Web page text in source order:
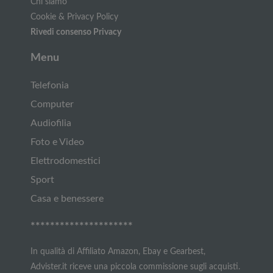
Cookie & Privacy Policy
Rivedi consenso Privacy
Menu
Telefonia
Computer
Audiofilia
Foto e Video
Elettrodomestici
Sport
Casa e benessere
*********************
In qualità di Affiliato Amazon, Ebay e Gearbest,
Advister.it riceve una piccola commissione sugli acquisti.